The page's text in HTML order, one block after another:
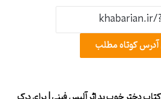
کوتاه مطلب